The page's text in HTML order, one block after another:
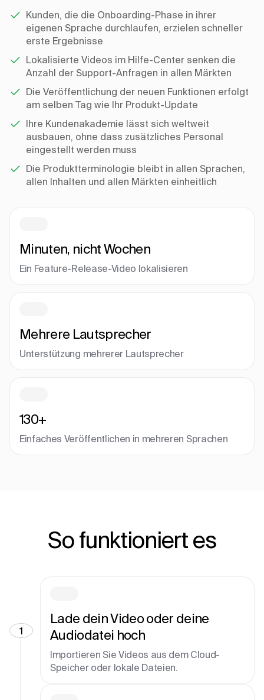
Kunden, die die Onboarding-Phase in ihrer
eigenen Sprache durchlaufen, erzielen schneller
erste Ergebnisse
Lokalisierte Videos im Hilfe-Center senken die
Anzahl der Support-Anfragen in allen Märkten
Die Veröffentlichung der neuen Funktionen erfolgt
am selben Tag wie Ihr Produkt-Update
Ihre Kundenakademie lässt sich weltweit
ausbauen, ohne dass zusätzliches Personal
eingestellt werden muss
Die Produktterminologie bleibt in allen Sprachen,
allen Inhalten und allen Märkten einheitlich
Minuten, nicht Wochen
Ein Feature-Release-Video lokalisieren
Mehrere Lautsprecher
Unterstützung mehrerer Lautsprecher
130+
Einfaches Veröffentlichen in mehreren Sprachen
So funktioniert es
1
Lade dein Video oder deine
Audiodatei hoch
Importieren Sie Videos aus dem Cloud-
Speicher oder lokale Dateien.